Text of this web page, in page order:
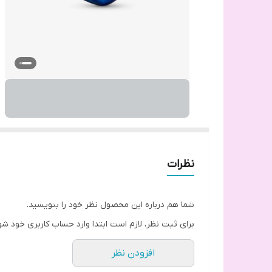
نظرات
شما هم درباره این محصول نظر خود را بنویسید.
برای ثبت نظر، لازم است ابتدا وارد حساب کاربری خود
افزودن نظر